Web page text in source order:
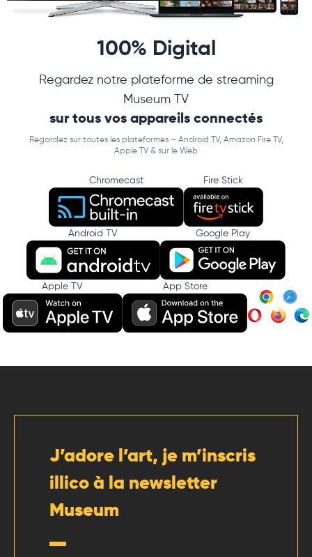
100% Digital
Regardez notre plateforme de streaming
Museum TV
sur tous vos appareils connectés
Regardez sur toutes les plateformes – Android TV, Amazon Fire TV,
Apple TV & sur le Web
Chromecast Fire Stick
Android TV Google Play
Apple TV App Store
J’adore l’art, je m’inscris
illico à la newsletter
Museum